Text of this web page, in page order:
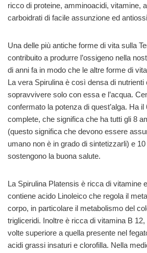
ricco di proteine, amminoacidi, vitamine,
carboidrati di facile assunzione ed
Una delle più antiche forme di vita sulla
contribuito a produrre l’ossigeno nella
di anni fa in modo che le altre forme di
La vera Spirulina è così densa di nutrienti
sopravvivere solo con essa e l’acqua.
confermato la potenza di quest’alga. Ha
complete, che significa che ha tutti gli 8
(questo significa che devono essere
umano non è in grado di sintetizzarli) e
sostengono la buona salute.
La Spirulina Platensis è ricca di vitamine
contiene acido Linoleico che regola il
corpo, in particolare il metabolismo del
trigliceridi. Inoltre è ricca di vitamina B
volte superiore a quella presente nel
acidi grassi insaturi e clorofilla. Nella